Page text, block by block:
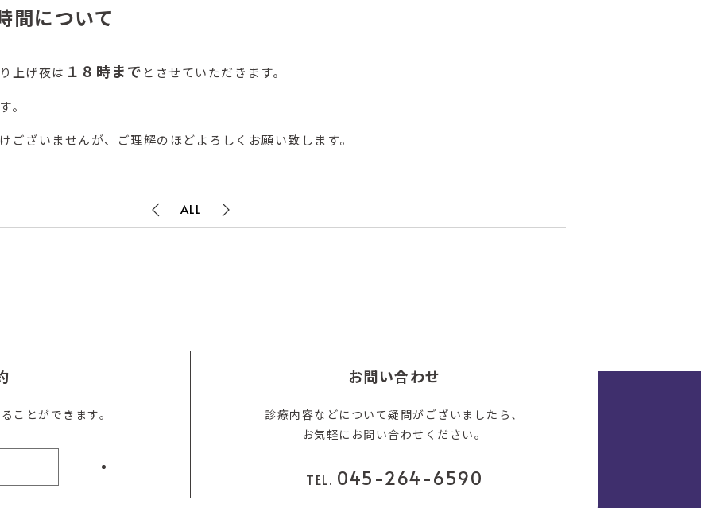
間について
上げ夜は １８時まで とさせていただきます。
。
ございませんが、ご理解のほどよろしくお願い致します。
ALL
ことができます。
お問い合わせ
診療内容などについて疑問がございましたら、
お気軽にお問い合わせください。
TEL. 045-264-6590